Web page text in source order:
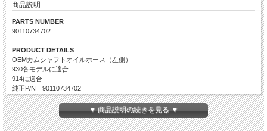
商品説明
PARTS NUMBER
90110734702
PRODUCT DETAILS
OEMカムシャフトオイルホース（左側）
930各モデルに適合
914に適合
純正P/N 90110734702
FITMENT
911 930 All (1970-1977)
914-6 (1970-1976)
▼ 商品説明の続きを見る ▼